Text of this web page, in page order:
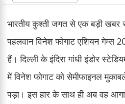
भारतीय कुश्ती जगत से एक बड़ी खबर
पहलवान विनेश फोगाट एशियन गेम्स
हैं। दिल्ली के इंदिरा गांधी इंडोर
में विनेश फोगाट को सेमीफाइनल
पड़ा। इस हार के साथ ही अब वह